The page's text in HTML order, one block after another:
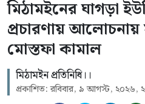
মিঠামইনের ঘাগড়া
প্রচারণায়
মোস্তফা কামাল
মিঠামইন প্রতিনিধি।।
প্রকাশিত: রবিবার, ৯ আগস্ট, ২০২৬,